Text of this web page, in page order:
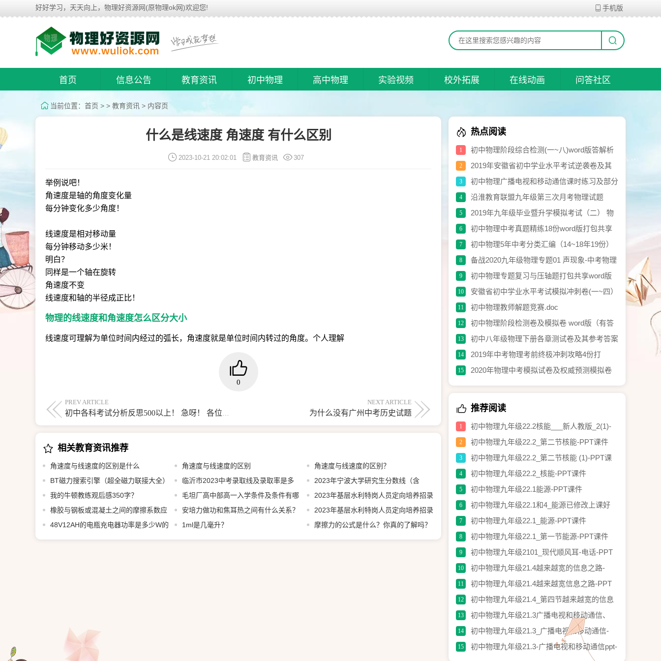
好好学习，天天向上，物理好资源网(原物理ok网)欢迎您! 手机版
首页 信息公告 教育资讯 初中物理 高中物理 实验视频 校外拓展 在线动画 问答社区
当前位置： 首页 > > 教育资讯 > 内容页
什么是线速度 角速度 有什么区别
2023-10-21 20:02:01 教育资讯 307
举例说吧！
角速度是轴的角度变化量
每分钟变化多少角度！
线速度是相对移动量
每分钟移动多少米！
明白？
同样是一个轴在旋转
角速度不变
线速度和轴的半径成正比！
物理的线速度和角速度怎么区分大小
线速度可理解为单位时间内经过的弧长，角速度就是单位时间内转过的角度。个人理解
0
PREV ARTICLE NEXT ARTICLE
为什么没有广州中考历史试题
相关教育资讯推荐
角速度与线速度的区别是什么 角速度与线速度的区别
角速度与线速度的区别？
BT磁力搜索引擎（超全磁力联接大全）
临沂市2023中考录取线及录取率是多
少？
2023年宁波大学研究生分数线（含
2022-2023）
我的牛顿教练观后感350字？
毛坦厂高中部高一入学条件及条件有哪
些？
2023年基层水利特岗人员定向培养招录
工作开始啦！
橡胶与钢板或混凝土之间的摩擦系数应
该取多少？
安培力做功和焦耳热之间有什么关系？
2023年基层水利特岗人员定向培养招录
计划分配表公布
48V12AH的电瓶充电器功率是多少W的 1ml是几毫升？ 摩擦力的公式是什么？你真的了解吗？
热点阅读
1
初中物理阶段综合检测(一~八)word版答解析
打包共享
2
2019年安徽省初中学业水平考试逆袭卷及其
参考答案
3
初中物理广播电视和移动通信课时练习及部分
参考答案
4
沿淮教育联盟九年级第三次月考物理试题
卷.doc
5
2019年九年级毕业暨升学模拟考试（二） 物
理试卷含答案
6 初中物理中考真题精练18份word版打包共享
7
初中物理5年中考分类汇编（14~18年19份）
word解析版打包免费共享
8
备战2020九年级物理专题01 声现象-中考物理
《考点微专题》（原卷版）.doc
9 初中物理专题复习与压轴题打包共享word版
10
安徽省初中学业水平考试模拟冲刺卷(一~四）
word版打包分离
11 初中物理教师解题竞赛.doc
12
初中物理阶段检测卷及模拟卷 word版（有答
案）打包共享.rar
13
初中八年级物理下册各章测试卷及其参考答案
打包共享
14
2019年中考物理考前终极冲刺攻略4份打
包.rar
15
2020年物理中考模拟试卷及权威预测模拟卷
含答案打包分享.docx
推荐阅读
1
初中物理九年级22.2核能___新人教版_2(1)-
PPT课件
2 初中物理九年级22.2_第二节核能-PPT课件
3
初中物理九年级22.2_第二节核能 (1)-PPT课
件
4 初中物理九年级22.2_核能-PPT课件
5 初中物理九年级22.1能源-PPT课件
6
初中物理九年级22.1和4_能源已修改上课好
用-PPT课件
7 初中物理九年级22.1_能源-PPT课件
8 初中物理九年级22.1_第一节能源-PPT课件
9
初中物理九年级2101_现代顺风耳-电话-PPT
课件
10
初中物理九年级21.4越来越宽的信息之路-
PPT课件
11
初中物理九年级21.4越来越宽信息之路-PPT
课件
12
初中物理九年级21.4_第四节越来越宽的信息
之路2-PPT课件
13
初中物理九年级21.3广播电视和移动通信、
10.4越来越宽的信息之路(免费)-PPT课件
14
初中物理九年级21.3_广播电视和移动通信-
PPT课件
15
初中物理九年级21.3-广播电视和移动通信ppt-